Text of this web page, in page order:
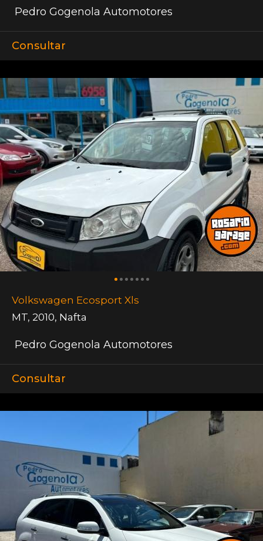
Pedro Gogenola Automotores
Consultar
Volkswagen Ecosport Xls
MT, 2010, Nafta
Pedro Gogenola Automotores
Consultar